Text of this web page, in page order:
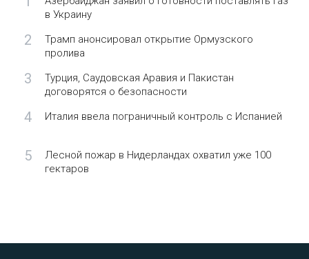
в Украину
2
Трамп анонсировал открытие Ормузского
пролива
3
Турция, Саудовская Аравия и Пакистан
договорятся о безопасности
4 Италия ввела пограничный контроль с Испанией
5
Лесной пожар в Нидерландах охватил уже 100
гектаров